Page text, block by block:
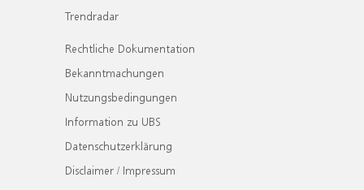
Trendradar
Rechtliche Dokumentation
Bekanntmachungen
Nutzungsbedingungen
Information zu UBS
Datenschutzerklärung
Disclaimer / Impressum